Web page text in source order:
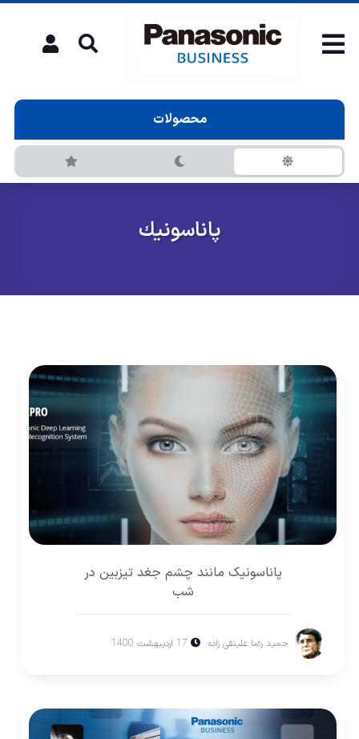
محصولات
پاناسونيك
پاناسونيک مانند چشم جغد تيزبين در
شب
حمید رضا علینقی زاده 17 اردیبهشت 1400